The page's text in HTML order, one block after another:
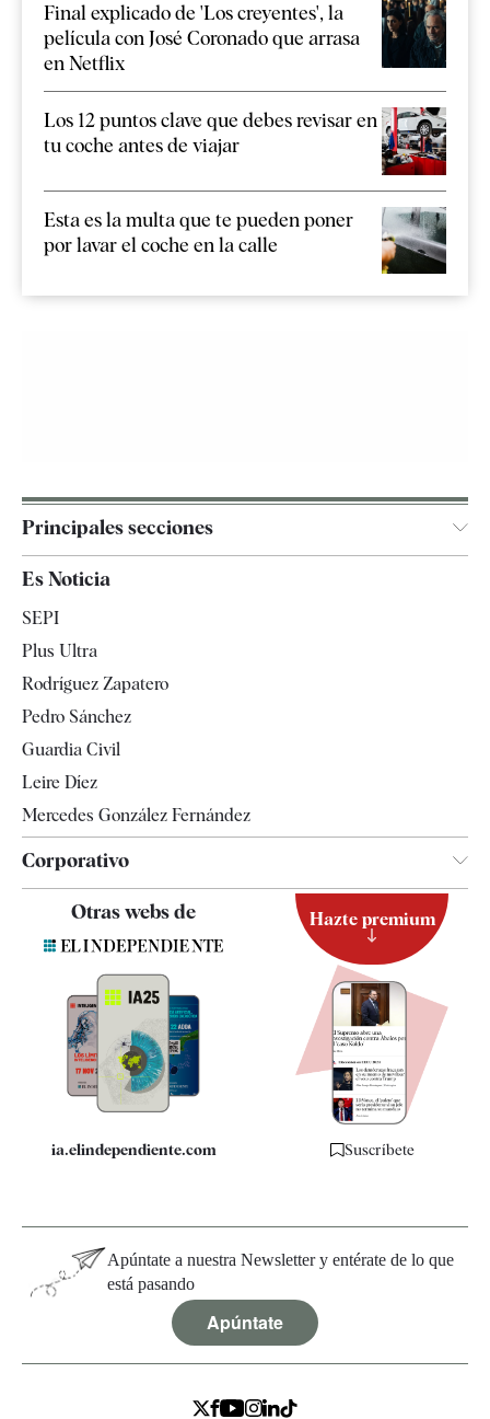
Final explicado de 'Los creyentes', la
película con José Coronado que arrasa
en Netflix
Los 12 puntos clave que debes revisar en
tu coche antes de viajar
Esta es la multa que te pueden poner
por lavar el coche en la calle
Principales secciones
España
Televisión
Es Noticia
SEPI
Plus Ultra
Rodríguez Zapatero
Pedro Sánchez
Guardia Civil
Leire Díez
Mercedes González Fernández
Corporativo
Contacto
Quiénes somos
Especificaciones
Otras webs de
ia.elindependiente.com
Hazte premium
Suscríbete
Apúntate a nuestra Newsletter y entérate de lo que
está pasando
Apúntate